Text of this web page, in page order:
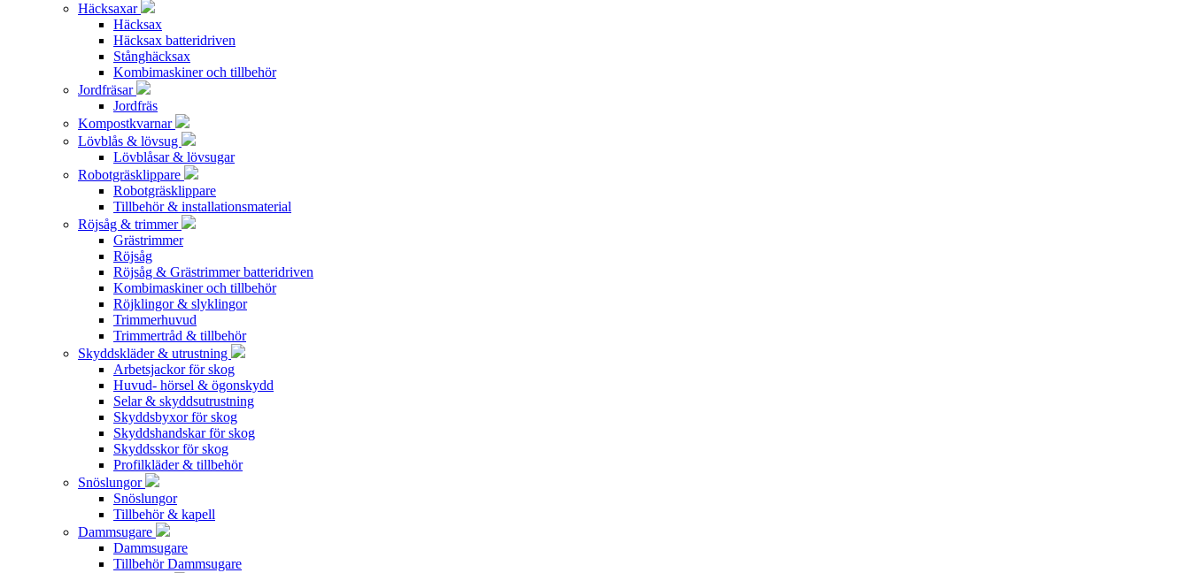
Häcksaxar
Häcksax
Häcksax batteridriven
Stånghäcksax
Kombimaskiner och tillbehör
Jordfräsar
Jordfräs
Kompostkvarnar
Lövblås & lövsug
Lövblåsar & lövsugar
Robotgräsklippare
Robotgräsklippare
Tillbehör & installationsmaterial
Röjsåg & trimmer
Grästrimmer
Röjsåg
Röjsåg & Grästrimmer batteridriven
Kombimaskiner och tillbehör
Röjklingor & slyklingor
Trimmerhuvud
Trimmertråd & tillbehör
Skyddskläder & utrustning
Arbetsjackor för skog
Huvud- hörsel & ögonskydd
Selar & skyddsutrustning
Skyddsbyxor för skog
Skyddshandskar för skog
Skyddsskor för skog
Profilkläder & tillbehör
Snöslungor
Snöslungor
Tillbehör & kapell
Dammsugare
Dammsugare
Tillbehör Dammsugare